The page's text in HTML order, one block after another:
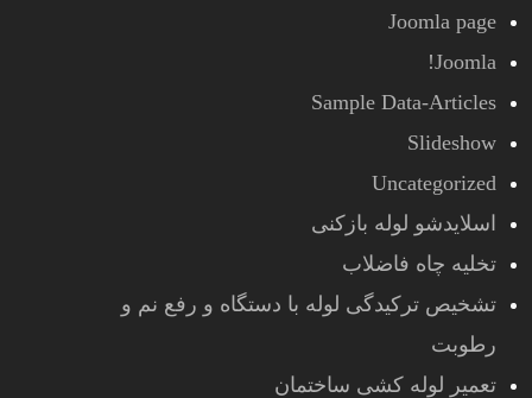
Joomla page
Joomla!
Sample Data-Articles
Slideshow
Uncategorized
اسلایدشو لوله بازکنی
تخلیه چاه فاضلاب
تشخیص ترکیدگی لوله با دستگاه و رفع نم و
رطوبت
تعمیر لوله کشی ساختمان